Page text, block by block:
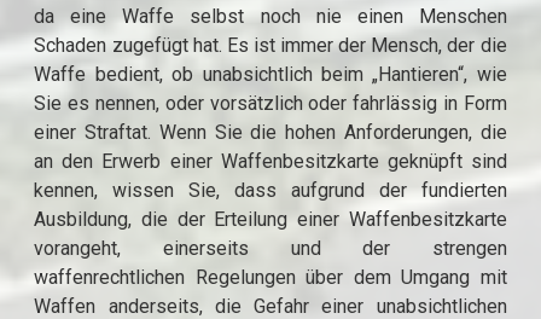
da eine Waffe selbst noch nie einen Menschen
Schaden zugefügt hat. Es ist immer der Mensch, der die
Waffe bedient, ob unabsichtlich beim „Hantieren“, wie
Sie es nennen, oder vorsätzlich oder fahrlässig in Form
einer Straftat. Wenn Sie die hohen Anforderungen, die
an den Erwerb einer Waffenbesitzkarte geknüpft sind
kennen, wissen Sie, dass aufgrund der fundierten
Ausbildung, die der Erteilung einer Waffenbesitzkarte
vorangeht, einerseits und der strengen
waffenrechtlichen Regelungen über dem Umgang mit
Waffen anderseits, die Gefahr einer unabsichtlichen